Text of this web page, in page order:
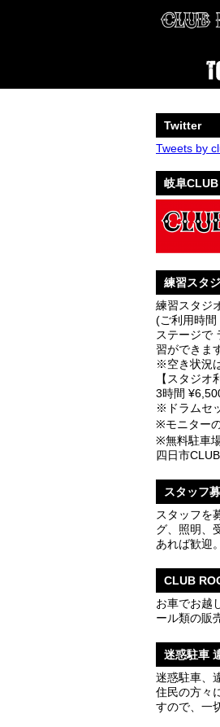
Twitter
Tweets by
岐阜
練習スタ
練習スタジ
(ご利用時
ステージで
習ができま
※空き状況
【スタジオ
3時間
※ドラムセ
※モニター
※無料駐車場
四日市
スタッフ
スタッフを
グ、照明、
あれば歓迎。
CLUB
お車でお越
ール類の販
迷惑駐車
迷惑駐車、
住民の方々
すので、一